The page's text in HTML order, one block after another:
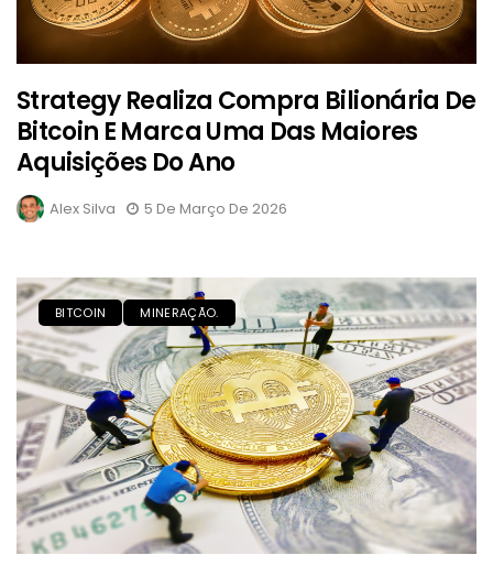
Strategy Realiza Compra Bilionária De
Bitcoin E Marca Uma Das Maiores
Aquisições Do Ano
Alex Silva 5 De Março De 2026
BITCOIN MINERAÇÃO.